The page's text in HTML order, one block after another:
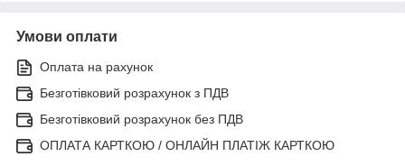
Умови оплати
Оплата на рахунок
Безготівковий розрахунок з ПДВ
Безготівковий розрахунок без ПДВ
ОПЛАТА КАРТКОЮ / ОНЛАЙН ПЛАТІЖ КАРТКОЮ